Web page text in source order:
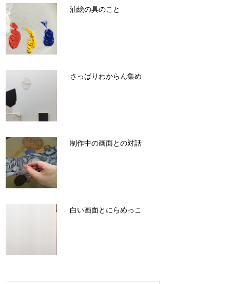
油絵の具のこと
さっぱりわからん集め
制作中の画面との対話
白い画面とにらめっこ